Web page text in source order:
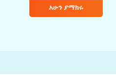
አሁን ያማክሩ